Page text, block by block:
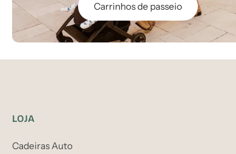
Carrinhos de passeio
LOJA
Cadeiras Auto